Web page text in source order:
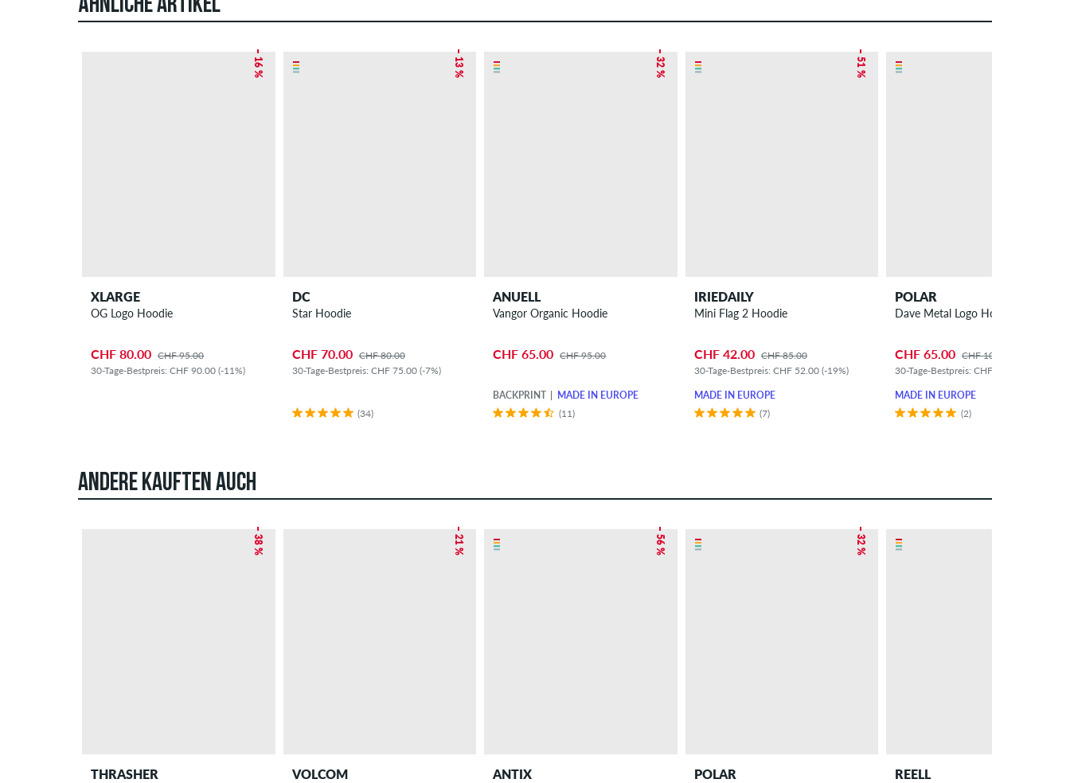
ÄHNLICHE ARTIKEL
– 16 %
XLARGE
OG Logo Hoodie
CHF 80.00 CHF 95.00
30-Tage-Bestpreis: CHF 90.00 (-11%)
– 13 %
DC
Star Hoodie
CHF 70.00 CHF 80.00
30-Tage-Bestpreis: CHF 75.00 (-7%)
(34)
– 32 %
ANUELL
Vangor Organic Hoodie
CHF 65.00 CHF 95.00
BACKPRINT
MADE IN EUROPE
(11)
– 51 %
IRIEDAILY
Mini Flag 2 Hoodie
CHF 42.00 CHF 85.00
30-Tage-Bestpreis: CHF 52.00 (-19%)
MADE IN EUROPE
(7)
POLAR
Dave Metal Logo Hoodie
CHF 65.00 CHF 105.00
30-Tage-Bestpreis: CHF 75.00 (-13%)
MADE IN EUROPE
(2)
ANDERE KAUFTEN AUCH
– 38 %
THRASHER
– 21 %
VOLCOM
– 56 %
ANTIX
– 32 %
POLAR REELL